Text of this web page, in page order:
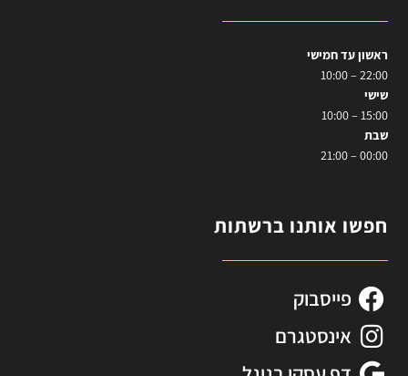
ראשון עד חמישי
22:00 – 10:00
שישי
15:00 – 10:00
שבת
00:00 – 21:00
חפשו אותנו ברשתות
פייסבוק
אינסטגרם